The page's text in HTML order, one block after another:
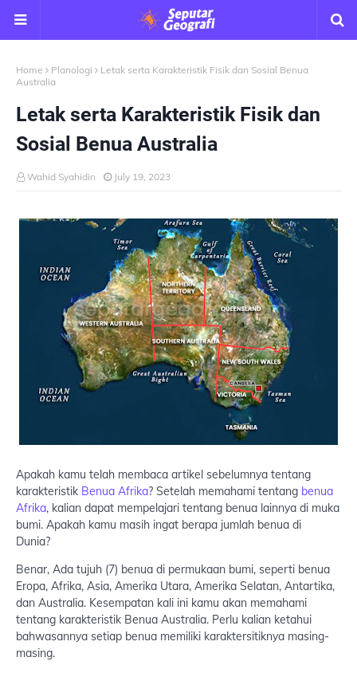
Home Planologi
Letak serta Karakteristik Fisik dan Sosial Benua
Australia
Letak serta Karakteristik Fisik dan
Sosial Benua Australia
Wahid Syahidin July 19, 2023
Apakah kamu telah membaca artikel sebelumnya tentang
karakteristik Benua Afrika? Setelah memahami tentang benua
Afrika, kalian dapat mempelajari tentang benua lainnya di muka
bumi. Apakah kamu masih ingat berapa jumlah benua di
Dunia?
Benar, Ada tujuh (7) benua di permukaan bumi, seperti benua
Eropa, Afrika, Asia, Amerika Utara, Amerika Selatan, Antartika,
dan Australia. Kesempatan kali ini kamu akan memahami
tentang karakteristik Benua Australia. Perlu kalian ketahui
bahwasannya setiap benua memiliki karaktersitiknya masing-
masing.